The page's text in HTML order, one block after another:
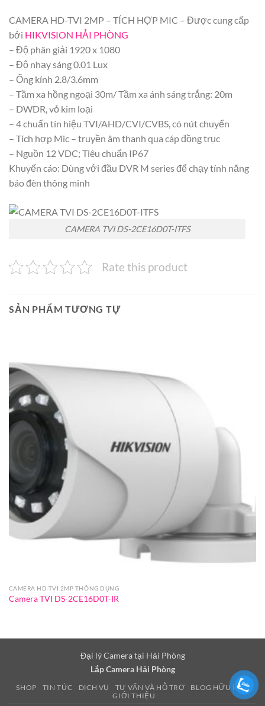
CAMERA HD-TVI 2MP – TÍCH HỢP MIC – Được cung cấp
bởi HIKVISION HẢI PHÒNG
– Độ phân giải 1920 x 1080
– Độ nhạy sáng 0.01 Lux
– Ống kính 2.8/3.6mm
– Tầm xa hồng ngoại 30m/ Tầm xa ánh sáng trắng: 20m
– DWDR, vỏ kim loại
– 4 chuẩn tín hiệu TVI/AHD/CVI/CVBS, có nút chuyển
– Tích hợp Mic – truyền âm thanh qua cáp đồng trục
– Nguồn 12 VDC; Tiêu chuẩn IP67
Khuyến cáo: Dùng với đầu DVR M series để chạy tính năng
báo đèn thông minh
CAMERA TVI DS-2CE16D0T-ITFS
Rate this product
SẢN PHẨM TƯƠNG TỰ
CAMERA HD-TVI 2MP THÔNG DỤNG
Camera TVI DS-2CE16D0T-IR
Đại lý Camera tại Hải Phòng
Lắp Camera Hải Phòng
SHOP TIN TỨC DỊCH VỤ TƯ VẤN VÀ HỖ TRỢ
BLOG HỮU ÍCH
GIỚI THIỆU